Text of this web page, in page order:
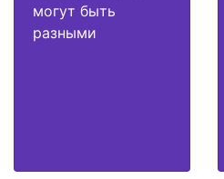
могут быть
разными